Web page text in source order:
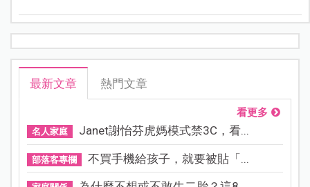
最新文章 熱門文章
看更多
名人家庭 Janet謝怡芬虎媽模式禁3C，看...
部落客專欄 不買手機給孩子，就要被貼「...